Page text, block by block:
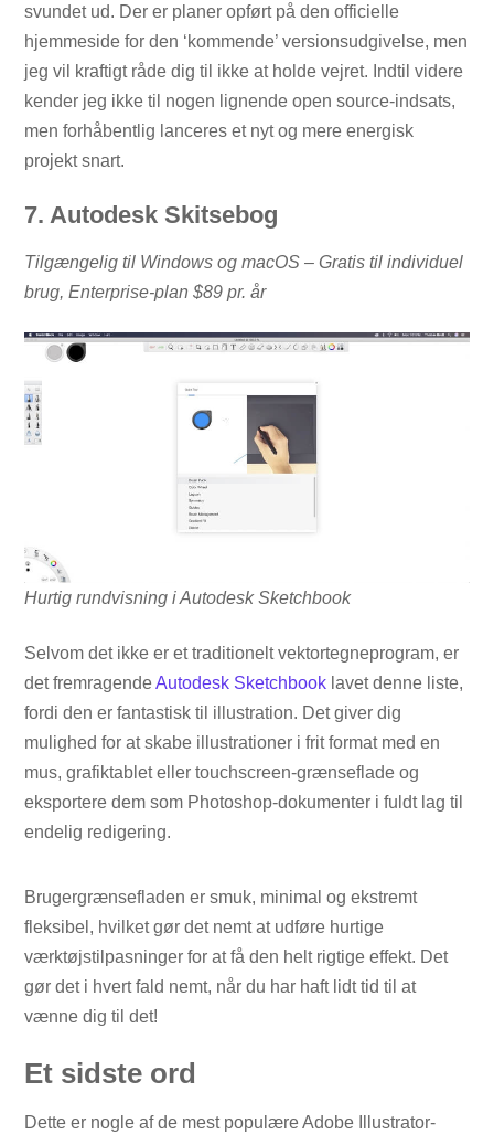
svundet ud. Der er planer opført på den officielle
hjemmeside for den ‘kommende’ versionsudgivelse, men
jeg vil kraftigt råde dig til ikke at holde vejret. Indtil videre
kender jeg ikke til nogen lignende open source-indsats,
men forhåbentlig lanceres et nyt og mere energisk
projekt snart.
7. Autodesk Skitsebog
Tilgængelig til Windows og macOS – Gratis til individuel
brug, Enterprise-plan $89 pr. år
Hurtig rundvisning i Autodesk Sketchbook
Selvom det ikke er et traditionelt vektortegneprogram, er
det fremragendeAutodesk Sketchbook lavet denne liste,
fordi den er fantastisk til illustration. Det giver dig
mulighed for at skabe illustrationer i frit format med en
mus, grafiktablet eller touchscreen-grænseflade og
eksportere dem som Photoshop-dokumenter i fuldt lag til
endelig redigering.
Brugergrænsefladen er smuk, minimal og ekstremt
fleksibel, hvilket gør det nemt at udføre hurtige
værktøjstilpasninger for at få den helt rigtige effekt. Det
gør det i hvert fald nemt, når du har haft lidt tid til at
vænne dig til det!
Et sidste ord
Dette er nogle af de mest populære Adobe Illustrator-